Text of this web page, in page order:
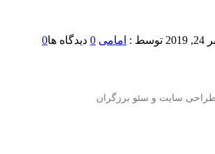
توسط : امامی 0 دیدگاه ها0